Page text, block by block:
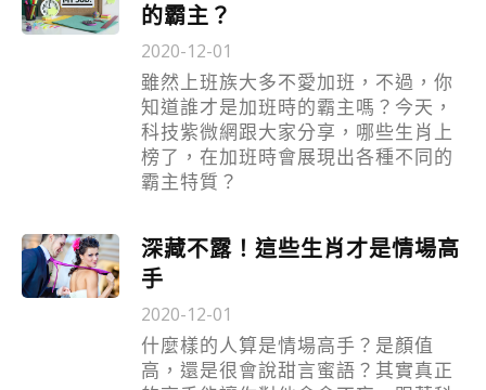
的霸主？
2020-12-01
雖然上班族大多不愛加班，不過，你
知道誰才是加班時的霸主嗎？今天，
科技紫微網跟大家分享，哪些生肖上
榜了，在加班時會展現出各種不同的
霸主特質？
深藏不露！這些生肖才是情場高
手
2020-12-01
什麼樣的人算是情場高手？是顏值
高，還是很會說甜言蜜語？其實真正